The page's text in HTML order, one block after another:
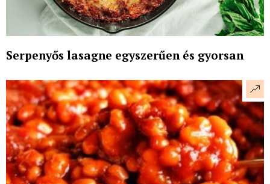
Serpenyős lasagne egyszerűen és gyorsan